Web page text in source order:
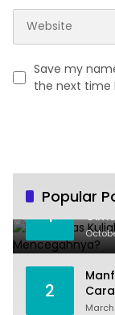
Save my
the next time
Popular
1
Joki
2
March